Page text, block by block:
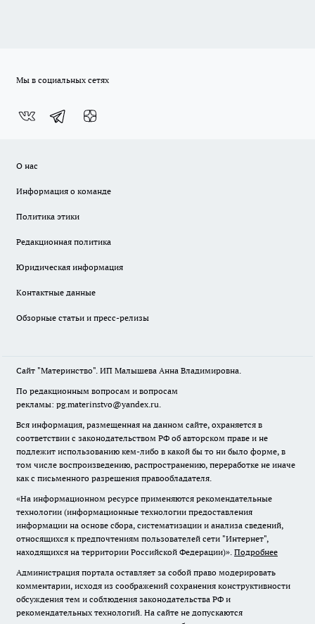
Мы в социальных сетях
О нас
Информация о команде
Политика этики
Редакционная политика
Юридическая информация
Контактные данные
Обзорные статьи и пресс-релизы
Сайт "Материнство". ИП Малышева Анна Владимировна.
По редакционным вопросам и вопросам
рекламы: pg.materinstvo@yandex.ru.
Вся информация, размещенная на данном сайте, охраняется в
соответствии с законодательством РФ об авторском праве и не
подлежит использованию кем-либо в какой бы то ни было форме, в
том числе воспроизведению, распространению, переработке не иначе
как с письменного разрешения правообладателя.
«На информационном ресурсе применяются рекомендательные
технологии (информационные технологии предоставления
информации на основе сбора, систематизации и анализа сведений,
относящихся к предпочтениям пользователей сети "Интернет",
находящихся на территории Российской Федерации)». Подробнее
Администрация портала оставляет за собой право модерировать
комментарии, исходя из соображений сохранения конструктивности
обсуждения тем и соблюдения законодательства РФ и
рекомендательных технологий. На сайте не допускаются